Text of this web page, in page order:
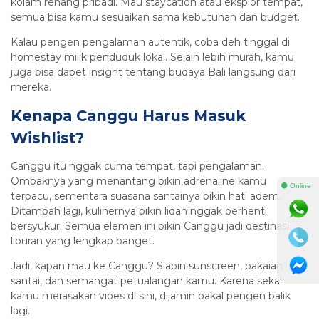
semua bisa kamu sesuaikan sama kebutuhan dan budget.
Kalau pengen pengalaman autentik, coba deh tinggal di
homestay milik penduduk lokal. Selain lebih murah, kamu
juga bisa dapet insight tentang budaya Bali langsung dari
mereka.
Kenapa Canggu Harus Masuk
Wishlist?
Canggu itu nggak cuma tempat, tapi pengalaman.
Ombaknya yang menantang bikin adrenaline kamu
terpacu, sementara suasana santainya bikin hati adem.
Ditambah lagi, kulinernya bikin lidah nggak berhenti
bersyukur. Semua elemen ini bikin Canggu jadi destinasi
liburan yang lengkap banget.
Jadi, kapan mau ke Canggu? Siapin sunscreen, pakaian
santai, dan semangat petualangan kamu. Karena sekali
kamu merasakan vibes di sini, dijamin bakal pengen balik
lagi.
⚫ Online